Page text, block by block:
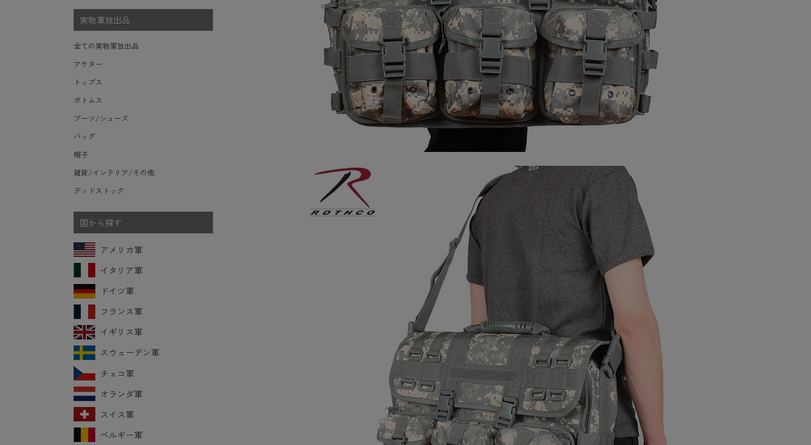
モッズコート
ダッフルバッグ
サングラス・ゴーグル
ベルト
食器/ボトル/etc
ミリタリー雑貨
ライト/懐中電灯/etc
ロープ/コード/etc
タオル/ハンカチ/etc
その他の小物
ベレー帽
ハンチング
キャスケット
その他
ボックス/ガソリン缶/etc
生地・テントシェル
ミッドベースレイヤー Level.2
実物軍放出品
全ての実物軍放出品
アウター
トップス
ボトムス
ブーツ/シューズ
バッグ
帽子
雑貨/インテリア/その他
デッドストック
国から探す
アメリカ軍
イタリア軍
ドイツ軍
フランス軍
イギリス軍
スウェーデン軍
チェコ軍
オランダ軍
スイス軍
ベルギー軍